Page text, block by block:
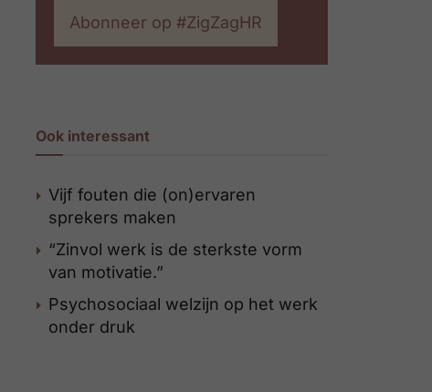
Abonneer op #ZigZagHR
Ook interessant
Vijf fouten die (on)ervaren
sprekers maken
“Zinvol werk is de sterkste vorm
van motivatie.”
Psychosociaal welzijn op het werk
onder druk